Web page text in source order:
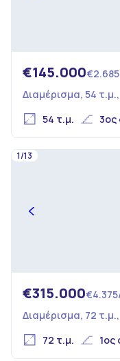
€145.000
Διαμέρισμα, 54
54 τ.μ.
3ος
1/13
€315.000
Διαμέρισμα, 72
72 τ.μ.
1ος